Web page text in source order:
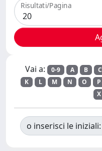
Risultati/Pagina
Vai a: 0-9 A B C
K
L M N O P
X
o inserisci le iniziali: